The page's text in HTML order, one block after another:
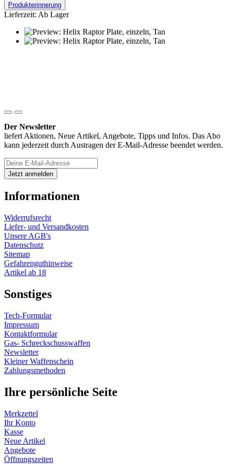
Produkterinnerung
Lieferzeit: Ab Lager
Der Newsletter
liefert Aktionen, Neue Artikel, Angebote, Tipps und Infos. Das Abo
kann jederzeit durch Austragen der E-Mail-Adresse beendet werden.
Informationen
Widerrufsrecht
Liefer- und Versandkosten
Unsere AGB's
Datenschutz
Sitemap
Gefahrenguthinweise
Artikel ab 18
Sonstiges
Tech-Formular
Impressum
Kontaktformular
Gas- Schreckschusswaffen
Newsletter
Kleiner Waffenschein
Zahlungsmethoden
Ihre persönliche Seite
Merkzettel
Ihr Konto
Kasse
Neue Artikel
Angebote
Öffnungszeiten